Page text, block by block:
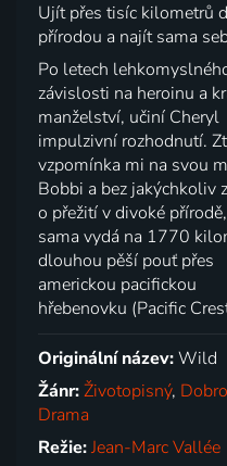
Ujít přes tisíc kilometrů
přírodou a najít sama
Po letech
závislosti na heroinu a
manželství, učiní Cheryl
impulzivní rozhodnutí.
vzpomínka mi na svou
Bobbi a bez jakýchkoliv
o přežití v divoké
sama vydá na 1770
dlouhou pěší pouť přes
americkou pacifickou
hřebenovku (Pacific
Originální název:Wild
Žánr:Životopisný,
Drama
Režie:Jean-Marc Vallée